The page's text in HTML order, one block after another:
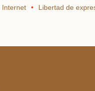
Internet
Libertad de